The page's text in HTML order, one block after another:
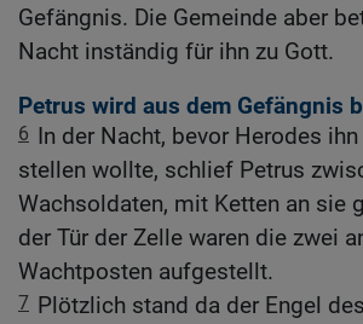
Gefängnis. Die Gemeinde aber
Nacht inständig für ihn zu Gott.
Petrus wird aus dem Gefängnis
6 In der Nacht, bevor Herodes
stellen wollte, schlief Petrus
Wachsoldaten, mit Ketten an sie
der Tür der Zelle waren die zwei
Wachtposten aufgestellt.
7 Plötzlich stand da der Engel